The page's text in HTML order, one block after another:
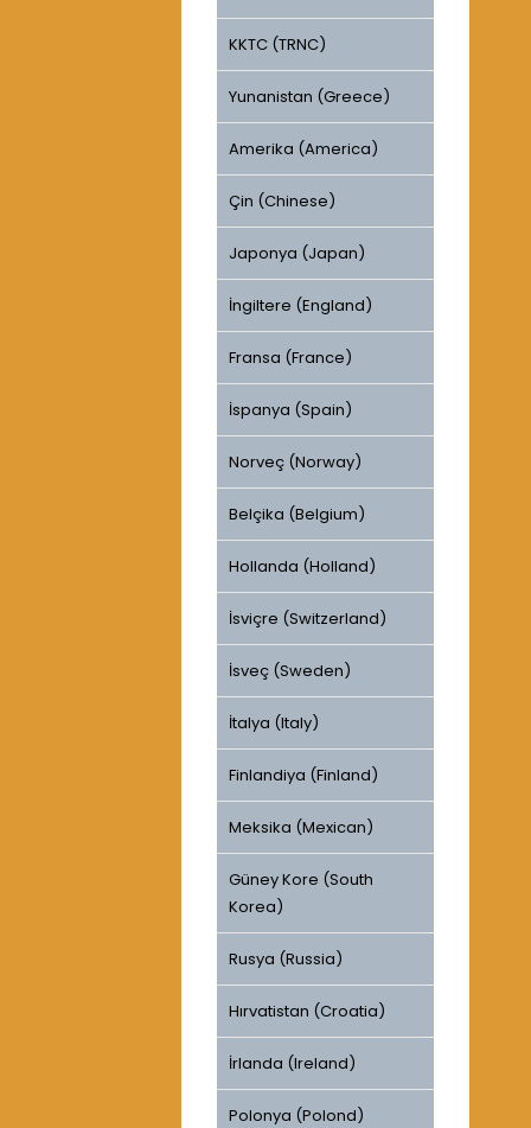
KKTC (TRNC)
Yunanistan (Greece)
Amerika (America)
Çin (Chinese)
Japonya (Japan)
İngiltere (England)
Fransa (France)
İspanya (Spain)
Norveç (Norway)
Belçika (Belgium)
Hollanda (Holland)
İsviçre (Switzerland)
İsveç (Sweden)
İtalya (Italy)
Finlandiya (Finland)
Meksika (Mexican)
Güney Kore (South
Korea)
Rusya (Russia)
Hırvatistan (Croatia)
İrlanda (Ireland)
Polonya (Polond)